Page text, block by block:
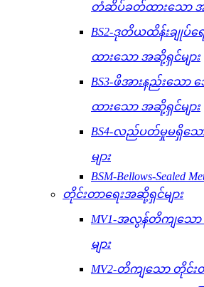
တံဆိပ်ခတ်ထားသော အ
BS2-ဒုတိယထိန်းချုပ်ရ
ထားသော အဆို့ရှင်များ
BS3-ဖိအားနည်းသော
ထားသော အဆို့ရှင်များ
BS4-လည်ပတ်မှုမရှိသ
များ
BSM-Bellows-Sealed
တိုင်းတာရေးအဆို့ရှင်များ
MV1-အလွန်တိကျသေ
များ
MV2-တိကျသော တိုင်း